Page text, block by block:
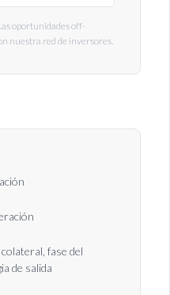
oportunidades off-
nuestra red de inversores.
fase del
de salida